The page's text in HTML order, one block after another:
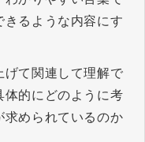
るような内容にす
げて関連して理解で
体的にどのように考
求められているのか